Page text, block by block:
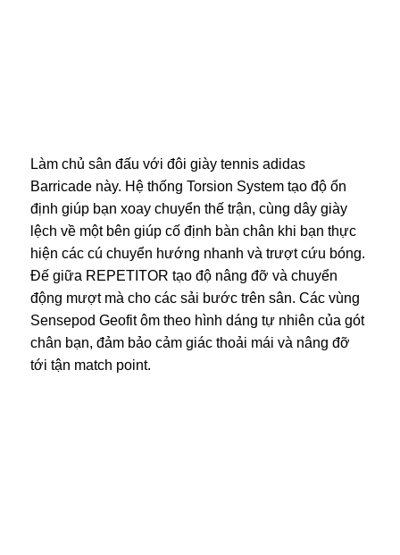
Làm chủ sân đấu với đôi giày tennis adidas
Barricade này. Hệ thống Torsion System tạo độ ổn
định giúp bạn xoay chuyển thế trận, cùng dây giày
lệch về một bên giúp cố định bàn chân khi bạn thực
hiện các cú chuyển hướng nhanh và trượt cứu bóng.
Đế giữa REPETITOR tạo độ nâng đỡ và chuyển
động mượt mà cho các sải bước trên sân. Các vùng
Sensepod Geofit ôm theo hình dáng tự nhiên của gót
chân bạn, đảm bảo cảm giác thoải mái và nâng đỡ
tới tận match point.